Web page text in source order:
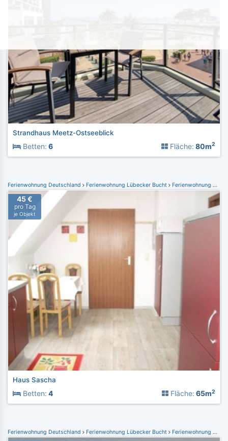
Strandhaus Meetz-Ostseeblick
Betten: 6 Fläche: 80m2
Ferienwohnung Deutschland Ferienwohnung Lübecker Bucht Ferienwohnung Kellenhusen
45 €
pro Tag
je Objekt
Haus Sascha
Betten: 4 Fläche: 65m2
Ferienwohnung Deutschland Ferienwohnung Lübecker Bucht Ferienwohnung Haffkrug